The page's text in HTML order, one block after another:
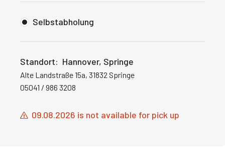
Selbstabholung
Standort: Hannover, Springe
Alte Landstraße 15a, 31832 Springe
05041 / 986 3208
09.08.2026 is not available for pick up